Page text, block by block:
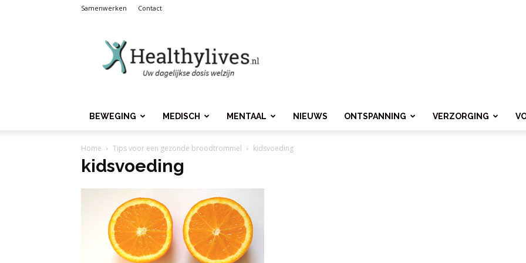
Samenwerken Contact
BEWEGING MEDISCH MENTAAL NIEUWS ONTSPANNING VERZORGING
Home Tips voor een gezonde broodtrommel kidsvoeding
kidsvoeding